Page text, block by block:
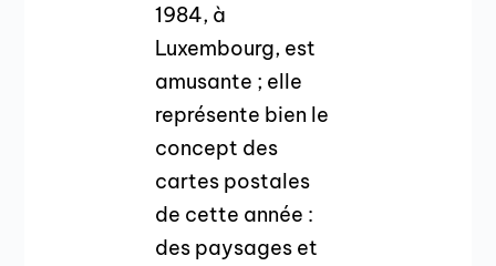
1984, à
Luxembourg, est
amusante ; elle
représente bien le
concept des
cartes postales
de cette année :
des paysages et